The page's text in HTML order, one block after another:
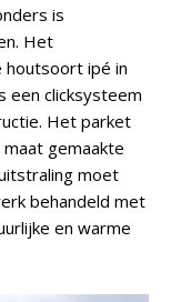
is
Het
houtsoort ipé in
een clicksysteem
Het parket
gemaakte
moet
behandeld met
en warme